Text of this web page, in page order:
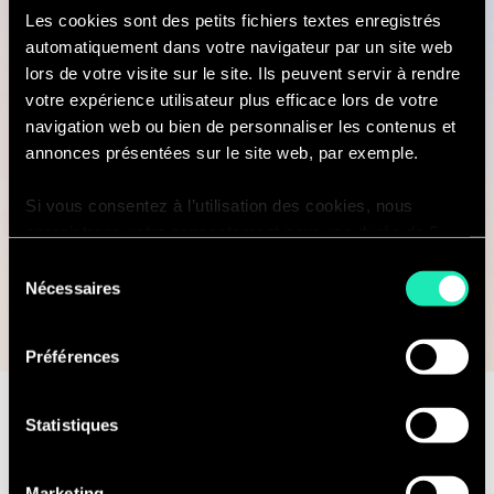
Les cookies sont des petits fichiers textes enregistrés
automatiquement dans votre navigateur par un site web
lors de votre visite sur le site. Ils peuvent servir à rendre
votre expérience utilisateur plus efficace lors de votre
navigation web ou bien de personnaliser les contenus et
annonces présentées sur le site web, par exemple.
Si vous consentez à l’utilisation des cookies, nous
consentir à cette utilisation à nouveau. Si vous ne
fonctionnement et ne personnalisera pas votre
Vous pouvez accéder à la liste complète des cookies
Nécessaires
Préférences
Statistiques
maintenant pour
garantir votre place à
cet événement qui fera
une grande différence !
Inscrivez-vous ici !
Contactez-nous pour